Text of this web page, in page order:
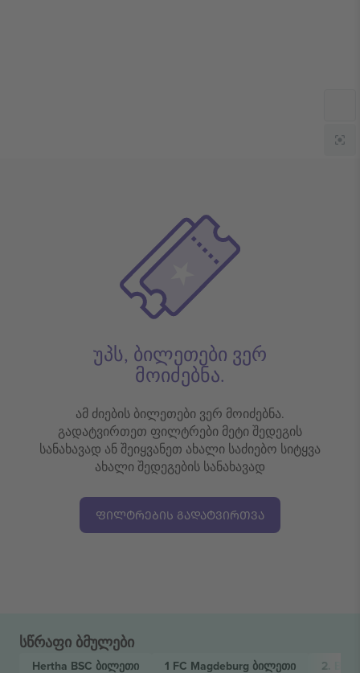
უპს, ბილეთები ვერ
მოიძებნა.
ამ ძიების ბილეთები ვერ მოიძებნა.
გადატვირთეთ ფილტრები მეტი შედეგის
სანახავად ან შეიყვანეთ ახალი საძიებო სიტყვა
ახალი შედეგების სანახავად
ᲤᲘᲚᲢᲠᲔᲑᲘᲡ ᲒᲐᲓᲐᲢᲕᲘᲠᲗᲕᲐ
სწრაფი ბმულები
Hertha BSC ბილეთი 1 FC Magdeburg ბილეთი 2.